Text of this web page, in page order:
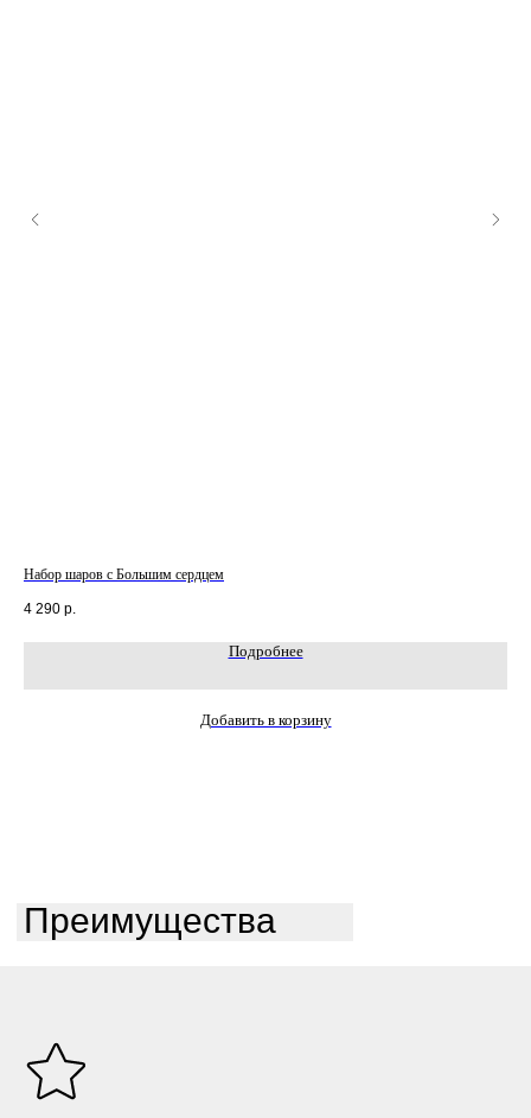
Набор шаров с Большим сердцем
4 290 р.
Подробнее
Добавить в корзину
Преимущества